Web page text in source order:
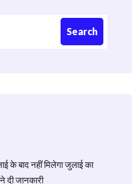
Search
के बाद नहीं मिलेगा जुलाई का
दी जानकारी